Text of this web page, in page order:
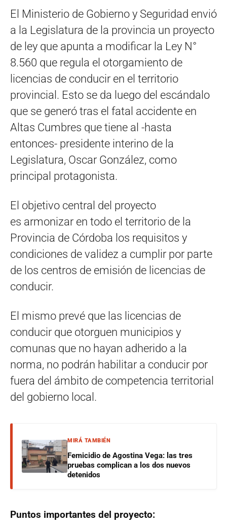
El Ministerio de Gobierno y Seguridad envió
a la Legislatura de la provincia un proyecto
de ley que apunta a modificar la Ley N°
8.560 que regula el otorgamiento de
licencias de conducir en el territorio
provincial. Esto se da luego del escándalo
que se generó tras el fatal accidente en
Altas Cumbres que tiene al -hasta
entonces- presidente interino de la
Legislatura, Oscar González, como
principal protagonista.
El objetivo central del proyecto
es armonizar en todo el territorio de la
Provincia de Córdoba los requisitos y
condiciones de validez a cumplir por parte
de los centros de emisión de licencias de
conducir.
El mismo prevé que las licencias de
conducir que otorguen municipios y
comunas que no hayan adherido a la
norma, no podrán habilitar a conducir por
fuera del ámbito de competencia territorial
del gobierno local.
MIRÁ TAMBIÉN
Femicidio de Agostina Vega: las tres
pruebas complican a los dos nuevos
detenidos
Puntos importantes del proyecto: